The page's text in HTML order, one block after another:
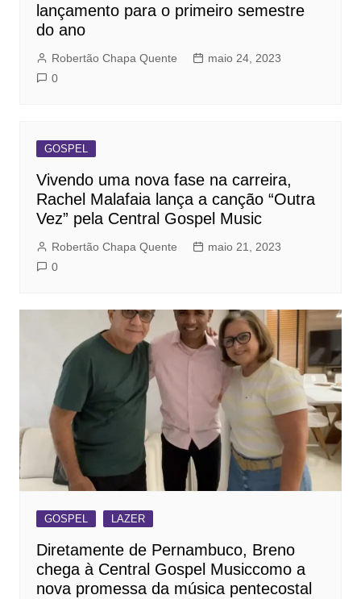
lançamento para o primeiro semestre
do ano
Robertão Chapa Quente
maio 24, 2023
0
GOSPEL
Vivendo uma nova fase na carreira,
Rachel Malafaia lança a canção “Outra
Vez” pela Central Gospel Music
Robertão Chapa Quente
maio 21, 2023
0
GOSPEL LAZER
Diretamente de Pernambuco, Breno
chega à Central Gospel Musiccomo a
nova promessa da música pentecostal